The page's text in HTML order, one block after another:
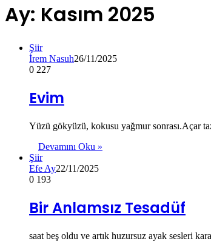
Ay: Kasım 2025
Şiir
İrem Nasuh26/11/2025
0 227
Evim
Yüzü gökyüzü, kokusu yağmur sonrası.Açar
Devamını Oku »
Şiir
Efe Ay22/11/2025
0 193
Bir Anlamsız Tesadüf
saat beş oldu ve artık huzursuz ayak sesleri